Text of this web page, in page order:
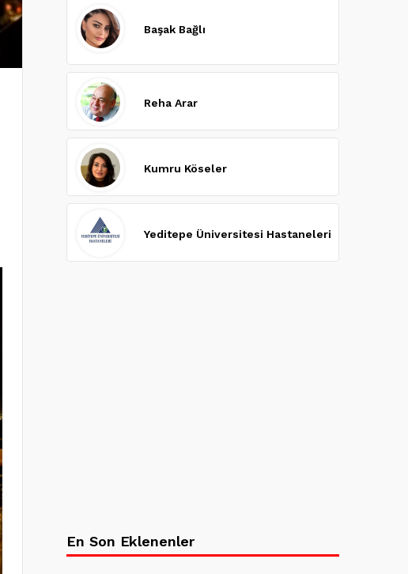
Başak Bağlı
Reha Arar
Kumru Köseler
Yeditepe Üniversitesi Hastaneleri
En Son Eklenenler